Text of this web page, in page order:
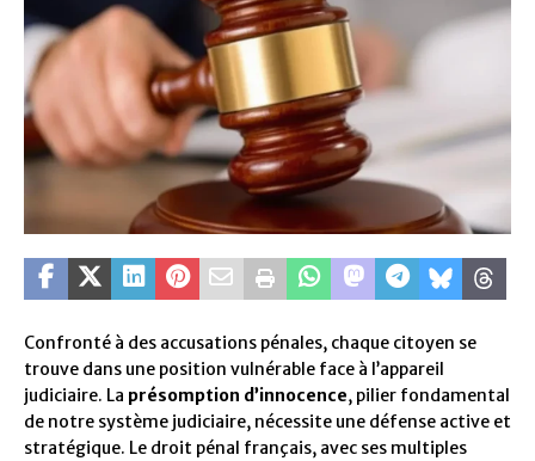
Confronté à des accusations pénales, chaque citoyen se
trouve dans une position vulnérable face à l’appareil
judiciaire. La présomption d’innocence, pilier fondamental
de notre système judiciaire, nécessite une défense active et
stratégique. Le droit pénal français, avec ses multiples